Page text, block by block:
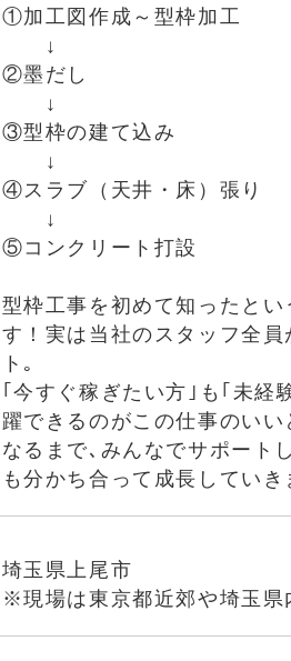
①加工図作成～型枠加工
↓
②墨だし
↓
③型枠の建て込み
↓
④スラブ（天井・床）張り
↓
⑤コンクリート打設
型枠工事を初めて知ったと
す！実は当社のスタッフ全
ト｡
｢今すぐ稼ぎたい方｣も｢未経
躍できるのがこの仕事のい
なるまで､みんなでサポート
も分かち合って成長していき
埼玉県上尾市
※現場は東京都近郊や埼玉県